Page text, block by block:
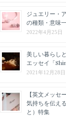
ジュエリー・
の種類・意味
2022年4月25日
美しい暮らし
エッセイ「
2021年12月28日
【英文メッセ
気持ちを伝え
と）特集